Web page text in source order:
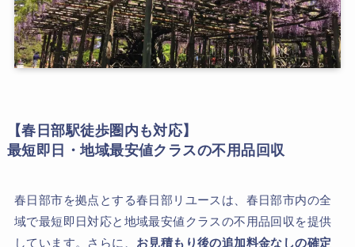
【春日部駅徒歩圏内も対応】
最短即日・地域最安値クラスの不用品回収
春日部市を拠点とする春日部リユースは、春日部市内の全
域で最短即日対応と地域最安値クラスの不用品回収を提供
しています。さらに、 お見積もり後の追加料金なしの確定